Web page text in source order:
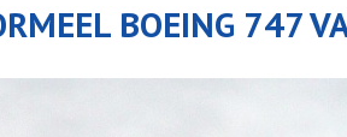
BOEING 747